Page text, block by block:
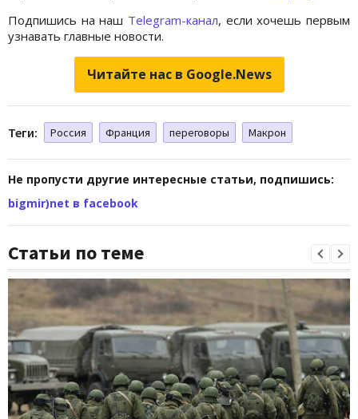
Подпишись на наш Telegram-канал, если хочешь первым
узнавать главные новости.
Читайте нас в Google.News
Теги: Россия Франция переговоры Макрон
Не пропусти другие интересные статьи, подпишись:
bigmir)net в facebook
Статьи по теме